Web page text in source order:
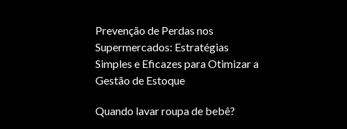
Prevenção de Perdas nos
Supermercados: Estratégias
Simples e Eficazes para Otimizar a
Gestão de Estoque
Quando lavar roupa de bebê?